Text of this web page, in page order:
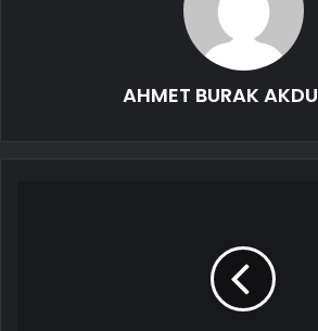
AHMET BURAK